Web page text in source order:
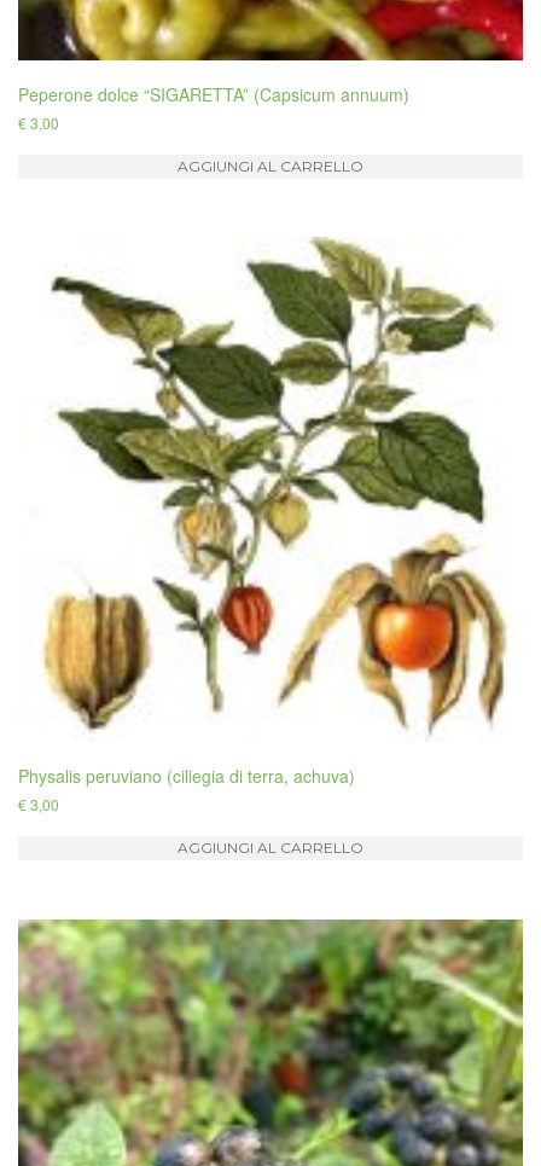
Peperone dolce “SIGARETTA” (Capsicum annuum)
€3,00
AGGIUNGI AL CARRELLO
Physalis peruviano (ciliegia di terra, achuva)
€3,00
AGGIUNGI AL CARRELLO